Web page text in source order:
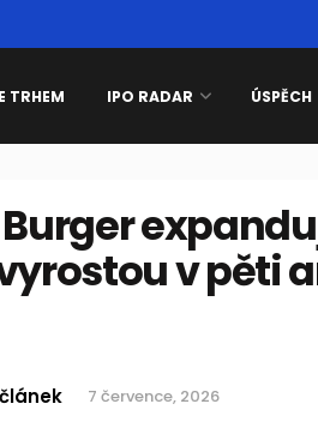
TRHEM IPO RADAR ÚSPĚCH
v pěti
7 července, 2026